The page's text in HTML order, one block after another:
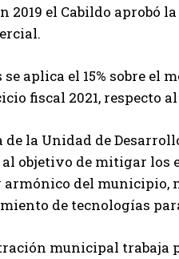
2019 el Cabildo aprobó
se aplica el 15% sobre
fiscal 2021, respecto
la Unidad de
al objetivo de mitigar
del municipio,
de tecnologías
municipal trabaja